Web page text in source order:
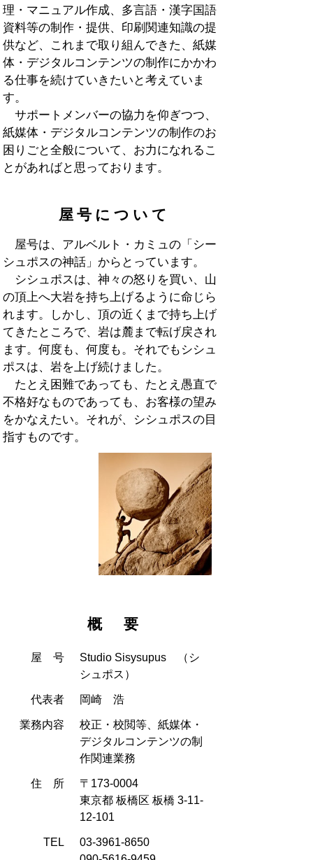
理・マニュアル作成、多言語・漢字国語
資料等の制作・提供、印刷関連知識の提
供など、これまで取り組んできた、紙媒
体・デジタルコンテンツの制作にかかわ
る仕事を続けていきたいと考えていま
す。
サポートメンバーの協力を仰ぎつつ、
紙媒体・デジタルコンテンツの制作のお
困りごと全般について、お力になれるこ
とがあればと思っております。
屋号について
屋号は、アルベルト・カミュの「シー
シュポスの神話」からとっています。
シシュポスは、神々の怒りを買い、山
の頂上へ大岩を持ち上げるように命じら
れます。しかし、頂の近くまで持ち上げ
てきたところで、岩は麓まで転げ戻され
ます。何度も、何度も。それでもシシュ
ポスは、岩を上げ続けました。
たとえ困難であっても、たとえ愚直で
不格好なものであっても、お客様の望み
をかなえたい。それが、シシュポスの目
指すものです。
概 要
屋 号
Studio Sisysupus （シ
シュポス）
代表者 岡崎 浩
業務内容
校正・校閲等、紙媒体・
デジタルコンテンツの制
作関連業務
住 所
〒173-0004
東京都 板橋区 板橋 3-11-
12-101
TEL
03-3961-8650